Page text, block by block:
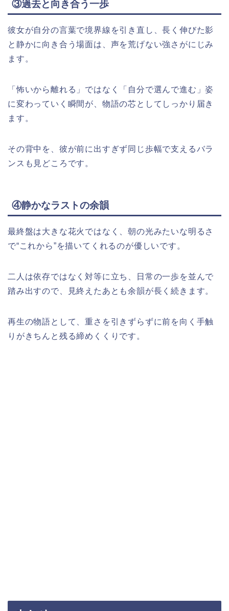
③過去と向き合う一歩
彼女が自分の言葉で境界線を引き直し、長く伸びた影
と静かに向き合う場面は、声を荒げない強さがにじみ
ます。​
「怖いから離れる」ではなく「自分で選んで進む」姿
に変わっていく瞬間が、物語の芯としてしっかり届き
ます。​
その背中を、彼が前に出すぎず同じ歩幅で支えるバラ
ンスも見どころです。​
④静かなラストの余韻
最終盤は大きな花火ではなく、朝の光みたいな明るさ
で“これから”を描いてくれるのが優しいです。​
二人は依存ではなく対等に立ち、日常の一歩を並んで
踏み出すので、見終えたあとも余韻が長く続きます。​
再生の物語として、重さを引きずらずに前を向く手触
りがきちんと残る締めくくりです。